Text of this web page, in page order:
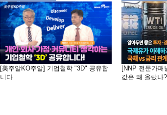
[美주알KO주알] 기업철학 "3D" 공유합
니다
[NNP 전문가패
값은 왜 올랐